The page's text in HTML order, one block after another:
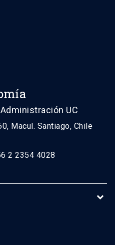
UC
Macul. Santiago, Chile
2 2354 4028